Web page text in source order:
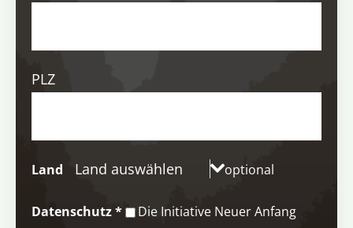
PLZ
Land Land auswählen optional
Datenschutz*
Die Initiative Neuer Anfang